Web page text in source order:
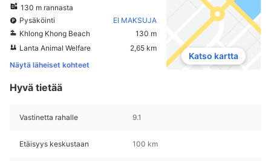
130 m rannasta
Pysäköinti
EI MAKSUJA
Khlong Khong Beach
130 m
Lanta Animal Welfare
2,65 km
Näytä läheiset kohteet
Katso kartta
Hyvä tietää
Vastinetta rahalle 9.1
Etäisyys keskustaan 100 km